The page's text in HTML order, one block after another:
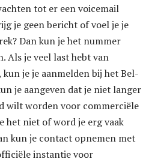
tot er een voicemail
je geen bericht of voel je je
Dan kun je het nummer
Als je veel last hebt van
je je aanmelden bij het Bel-
je aangeven dat je niet langer
wilt worden voor commerciële
het niet of word je erg vaak
kun je contact opnemen met
instantie voor